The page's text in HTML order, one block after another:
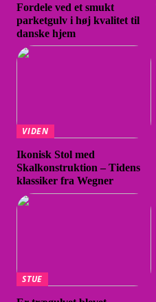
Fordele ved et smukt
parketgulv i høj kvalitet til
danske hjem
VIDEN
Ikonisk Stol med
Skalkonstruktion – Tidens
klassiker fra Wegner
STUE